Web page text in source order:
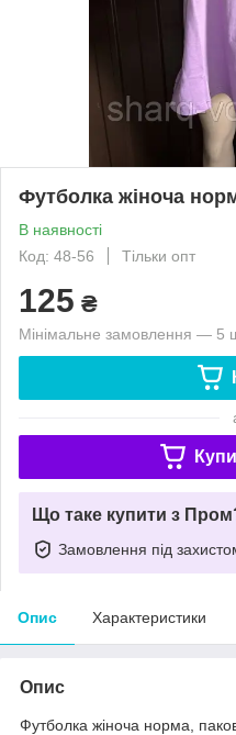
Футболка жіноча
В наявності
Код: 48-56
Тільки опт
125 ₴
Мінімальне замовлення — 5
Що таке купити з
Замовлення під
Опис Характеристики
Опис
Футболка жіноча норма,